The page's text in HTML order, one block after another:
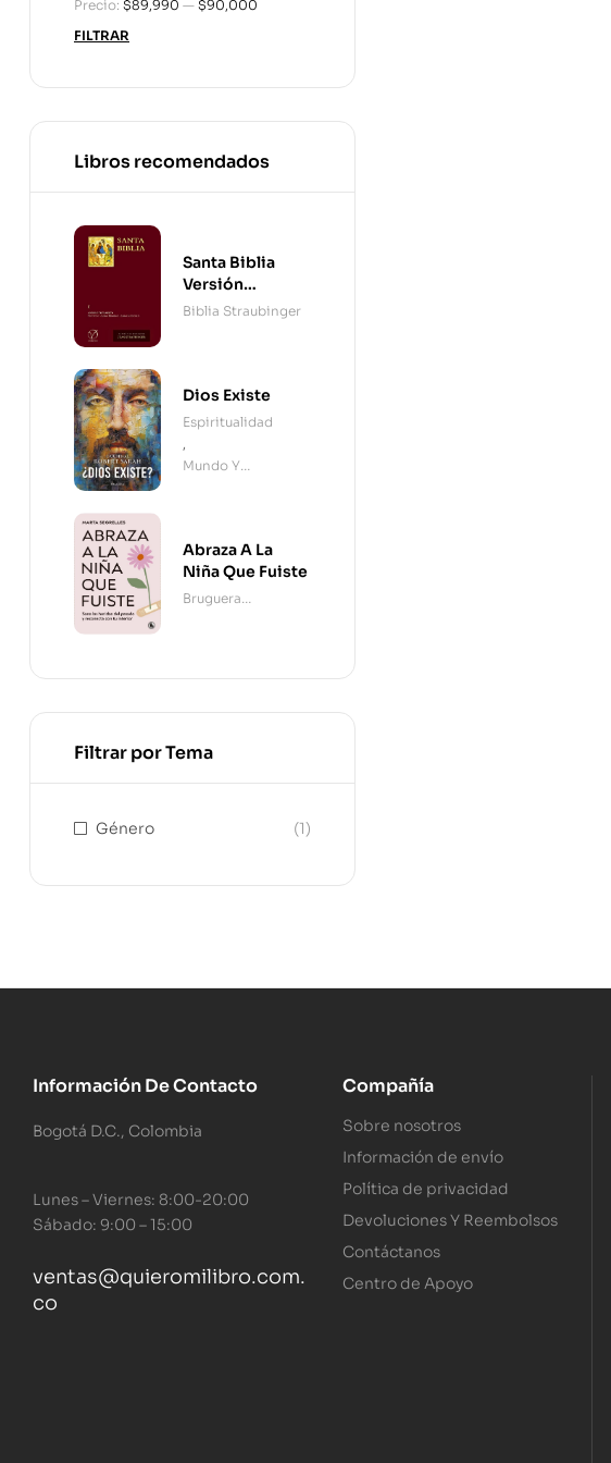
FILTRAR
Precio: $89,990 — $90,000
Libros recomendados
Santa Biblia
Versión
Straubinger - 2
Biblia Straubinger
Dios Existe
Espiritualidad
,
Mundo Y
Abraza A La
Niña Que Fuiste
Bruguera
Filtrar por Tema
Género (1)
Información De Contacto
Bogotá D.C., Colombia
Lunes – Viernes: 8:00-20:00
Sábado: 9:00 – 15:00
ventas@quieromilibro.com.
co
Compañía
Sobre nosotros
Información de envío
Política de privacidad
Devoluciones Y Reembolsos
Contáctanos
Centro de Apoyo